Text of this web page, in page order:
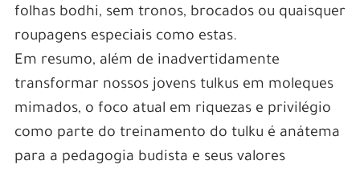
folhas bodhi, sem tronos, brocados ou quaisquer
roupagens especiais como estas.
Em resumo, além de inadvertidamente
transformar nossos jovens tulkus em moleques
mimados, o foco atual em riquezas e privilégio
como parte do treinamento do tulku é anátema
para a pedagogia budista e seus valores